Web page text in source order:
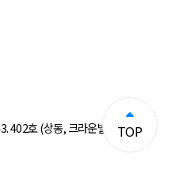
402호 (상동, 크라운빌딩)TOP